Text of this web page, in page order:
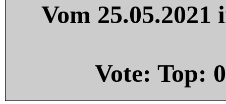
Vom
Vote: Top: 0